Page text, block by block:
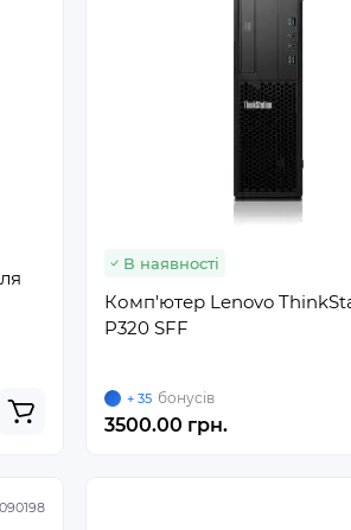
В наявності
Комп'ютер Lenovo
P320 SFF
+ 35 бонусів
3500.00 грн.